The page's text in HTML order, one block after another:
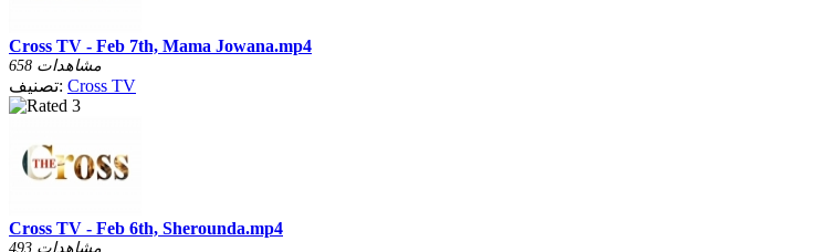
Cross TV - Feb 7th, Mama Jowana.mp4
658 مشاهدات
تصنيف: Cross TV
Cross TV - Feb 6th, Sherounda.mp4
493 مشاهدات